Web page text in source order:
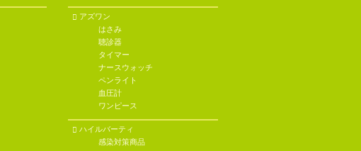
アズワン
はさみ
聴診器
タイマー
ナースウォッチ
ペンライト
血圧計
ワンピース
ハイルバーティ
感染対策商品